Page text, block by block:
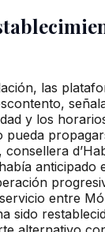
las
y los
pueda
consellera
anticipado
entre
sido